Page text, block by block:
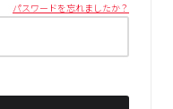
パスワードを忘れましたか？